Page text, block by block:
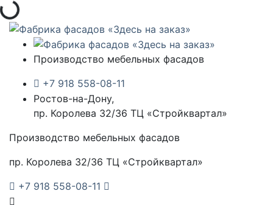
Производство мебельных фасадов
+7 918 558-08-11
Ростов-на-Дону,
пр. Королева 32/36 ТЦ «Стройквартал»
Производство мебельных фасадов
пр. Королева 32/36 ТЦ «Стройквартал»
+7 918 558-08-11